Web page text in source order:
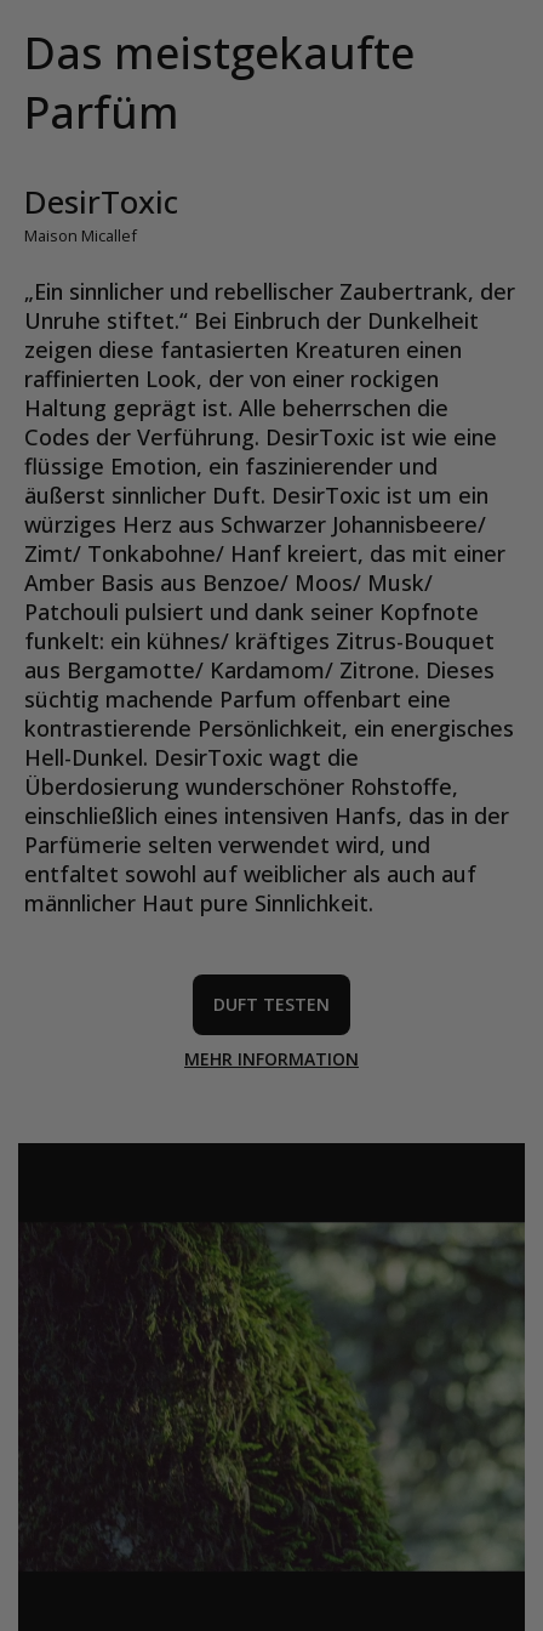
Das meistgekaufte
Parfüm
DesirToxic
Maison Micallef
„Ein sinnlicher und rebellischer Zaubertrank, der
Unruhe stiftet.“ Bei Einbruch der Dunkelheit
zeigen diese fantasierten Kreaturen einen
raffinierten Look, der von einer rockigen
Haltung geprägt ist. Alle beherrschen die
Codes der Verführung. DesirToxic ist wie eine
flüssige Emotion, ein faszinierender und
äußerst sinnlicher Duft. DesirToxic ist um ein
würziges Herz aus Schwarzer Johannisbeere/
Zimt/ Tonkabohne/ Hanf kreiert, das mit einer
Amber Basis aus Benzoe/ Moos/ Musk/
Patchouli pulsiert und dank seiner Kopfnote
funkelt: ein kühnes/ kräftiges Zitrus-Bouquet
aus Bergamotte/ Kardamom/ Zitrone. Dieses
süchtig machende Parfum offenbart eine
kontrastierende Persönlichkeit, ein energisches
Hell-Dunkel. DesirToxic wagt die
Überdosierung wunderschöner Rohstoffe,
einschließlich eines intensiven Hanfs, das in der
Parfümerie selten verwendet wird, und
entfaltet sowohl auf weiblicher als auch auf
männlicher Haut pure Sinnlichkeit.
DUFT TESTEN
MEHR INFORMATION